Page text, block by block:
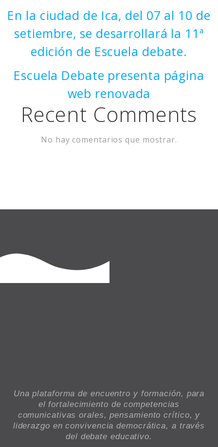
En la ciudad de Ica, del 07 al 10 de
setiembre, se desarrollará la 11ª
edición de Escuela debate.
Escuela Debate presenta página
web renovada
Recent Comments
No hay comentarios que mostrar.
Una plataforma de encuentro y formación, para
el fortalecimiento de competencias
comunicativas orales, pensamiento crítico, y
liderazgo en convivencia democrática, a través
del debate educativo.